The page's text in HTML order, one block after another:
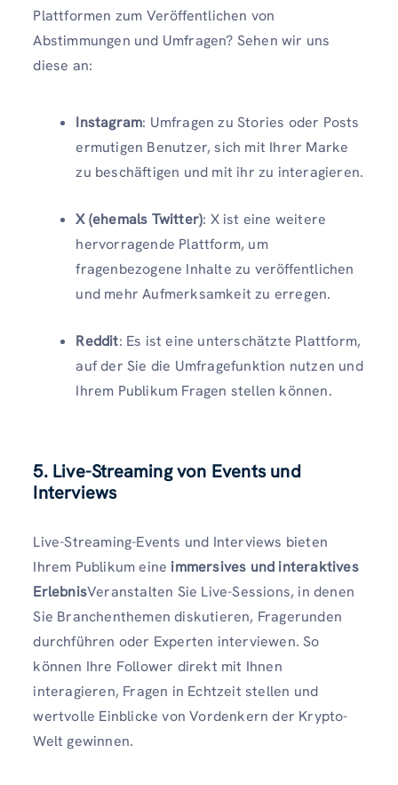
Plattformen zum Veröffentlichen von
Abstimmungen und Umfragen? Sehen wir uns
diese an:
Instagram: Umfragen zu Stories oder Posts
ermutigen Benutzer, sich mit Ihrer Marke
zu beschäftigen und mit ihr zu interagieren.
X (ehemals Twitter): X ist eine weitere
hervorragende Plattform, um
fragenbezogene Inhalte zu veröffentlichen
und mehr Aufmerksamkeit zu erregen.
Reddit: Es ist eine unterschätzte Plattform,
auf der Sie die Umfragefunktion nutzen und
Ihrem Publikum Fragen stellen können.
5. Live-Streaming von Events und
Interviews
Live-Streaming-Events und Interviews bieten
Ihrem Publikum eine immersives und interaktives
ErlebnisVeranstalten Sie Live-Sessions, in denen
Sie Branchenthemen diskutieren, Fragerunden
durchführen oder Experten interviewen. So
können Ihre Follower direkt mit Ihnen
interagieren, Fragen in Echtzeit stellen und
wertvolle Einblicke von Vordenkern der Krypto-
Welt gewinnen.